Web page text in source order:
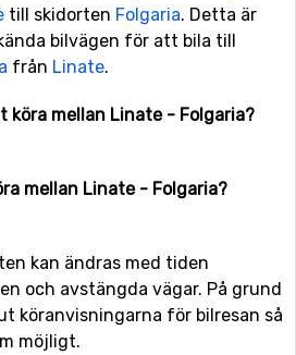
till skidorten Folgaria. Detta är
bilvägen för att bila till
från Linate.
mellan Linate - Folgaria?
mellan Linate - Folgaria?
kan ändras med tiden
och avstängda vägar. På grund
köranvisningarna för bilresan så
möjligt.